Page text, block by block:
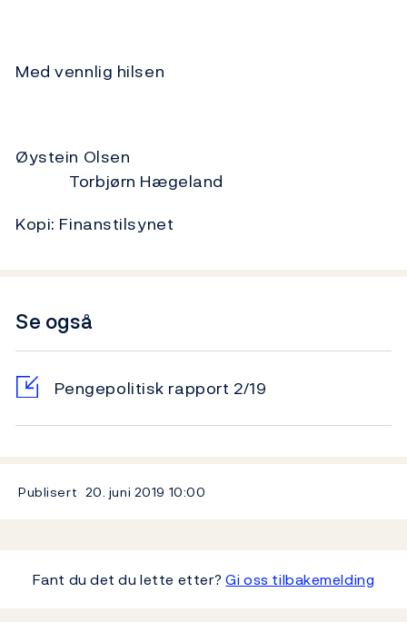
Med vennlig hilsen
Øystein Olsen
Torbjørn Hægeland
Kopi: Finanstilsynet
Se også
Pengepolitisk rapport 2/19
Publisert 20. juni 2019 10:00
Fant du det du lette etter?Gi oss tilbakemelding